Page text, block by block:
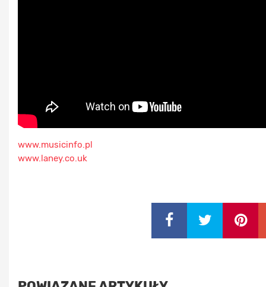
www.musicinfo.pl
www.laney.co.uk